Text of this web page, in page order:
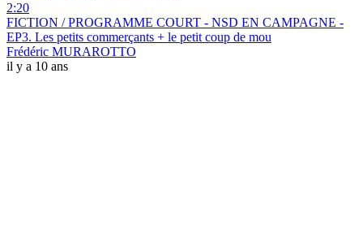
2:20
FICTION / PROGRAMME COURT - NSD EN CAMPAGNE -
EP3. Les petits commerçants + le petit coup de mou
Frédéric MURAROTTO
il y a 10 ans